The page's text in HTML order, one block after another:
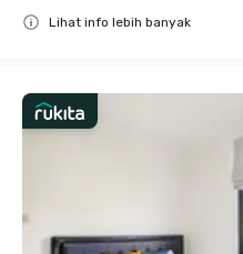
Lihat info lebih banyak